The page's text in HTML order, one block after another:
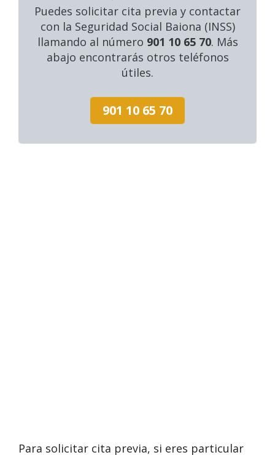
Puedes solicitar cita previa y contactar
con la Seguridad Social Baiona (INSS)
llamando al número 901 10 65 70. Más
abajo encontrarás otros teléfonos
útiles.
901 10 65 70
Para solicitar cita previa, si eres particular